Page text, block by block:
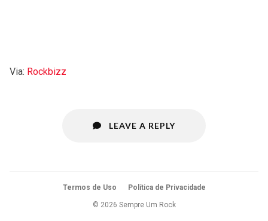
Via: Rockbizz
LEAVE A REPLY
Termos de Uso Política de Privacidade
© 2026 Sempre Um Rock